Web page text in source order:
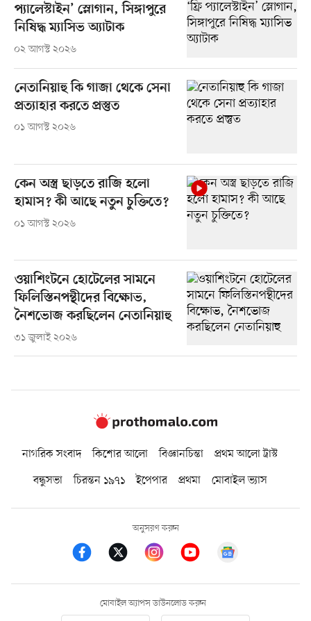
প্যালেস্টাইন’ স্লোগান, সিঙ্গাপুরে
নিষিদ্ধ ম্যাসিভ অ্যাটাক
০২ আগস্ট ২০২৬
নেতানিয়াহু কি গাজা থেকে সেনা
প্রত্যাহার করতে প্রস্তুত
০১ আগস্ট ২০২৬
কেন অস্ত্র ছাড়তে রাজি হলো
হামাস? কী আছে নতুন চুক্তিতে?
০১ আগস্ট ২০২৬
ওয়াশিংটনে হোটেলের সামনে
ফিলিস্তিনপন্থীদের বিক্ষোভ,
নৈশভোজ করছিলেন নেতানিয়াহু
৩১ জুলাই ২০২৬
নাগরিক সংবাদ কিশোর আলো বিজ্ঞানচিন্তা
প্রথম আলো ট্রাস্ট
বন্ধুসভা
চিরন্তন ১৯৭১ ইপেপার প্রথমা মোবাইল ভ্যাস
অনুসরণ করুন
মোবাইল অ্যাপস ডাউনলোড করুন